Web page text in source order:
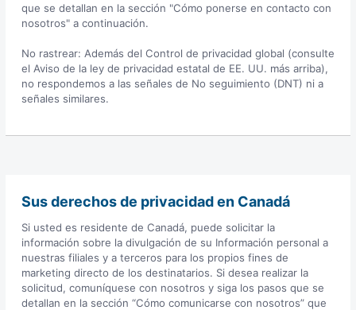
que se detallan en la sección "Cómo ponerse en contacto con
nosotros" a continuación.
No rastrear: Además del Control de privacidad global (consulte
el Aviso de la ley de privacidad estatal de EE. UU. más arriba),
no respondemos a las señales de No seguimiento (DNT) ni a
señales similares.
Sus derechos de privacidad en Canadá
Si usted es residente de Canadá, puede solicitar la
información sobre la divulgación de su Información personal a
nuestras filiales y a terceros para los propios fines de
marketing directo de los destinatarios. Si desea realizar la
solicitud, comuníquese con nosotros y siga los pasos que se
detallan en la sección “Cómo comunicarse con nosotros” que